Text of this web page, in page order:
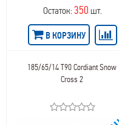
Остаток: 350 шт.
В КОРЗИНУ
185/65/14 T90 Cordiant Snow
Cross 2